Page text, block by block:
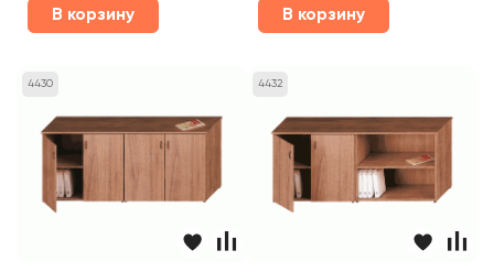
В корзину В корзину
4430 4432